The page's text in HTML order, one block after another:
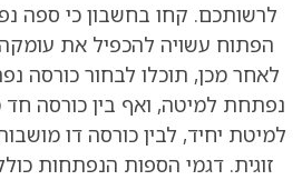
לרשותכם. קחו בחשבון כי ספה
הפתוח עשויה להכפיל את
לאחר מכן, תוכלו לבחור כורסה
נפתחת למיטה, ואף בין כורסה
למיטת יחיד, לבין כורסה דו
זוגית. דגמי הספות הנפתחות